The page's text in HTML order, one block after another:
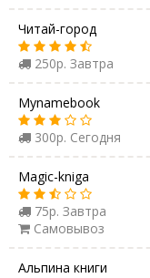
Читай-город
250р. Завтра
Mynamebook
300р. Сегодня
Magic-kniga
75р. Завтра
Самовывоз
Альпина книги